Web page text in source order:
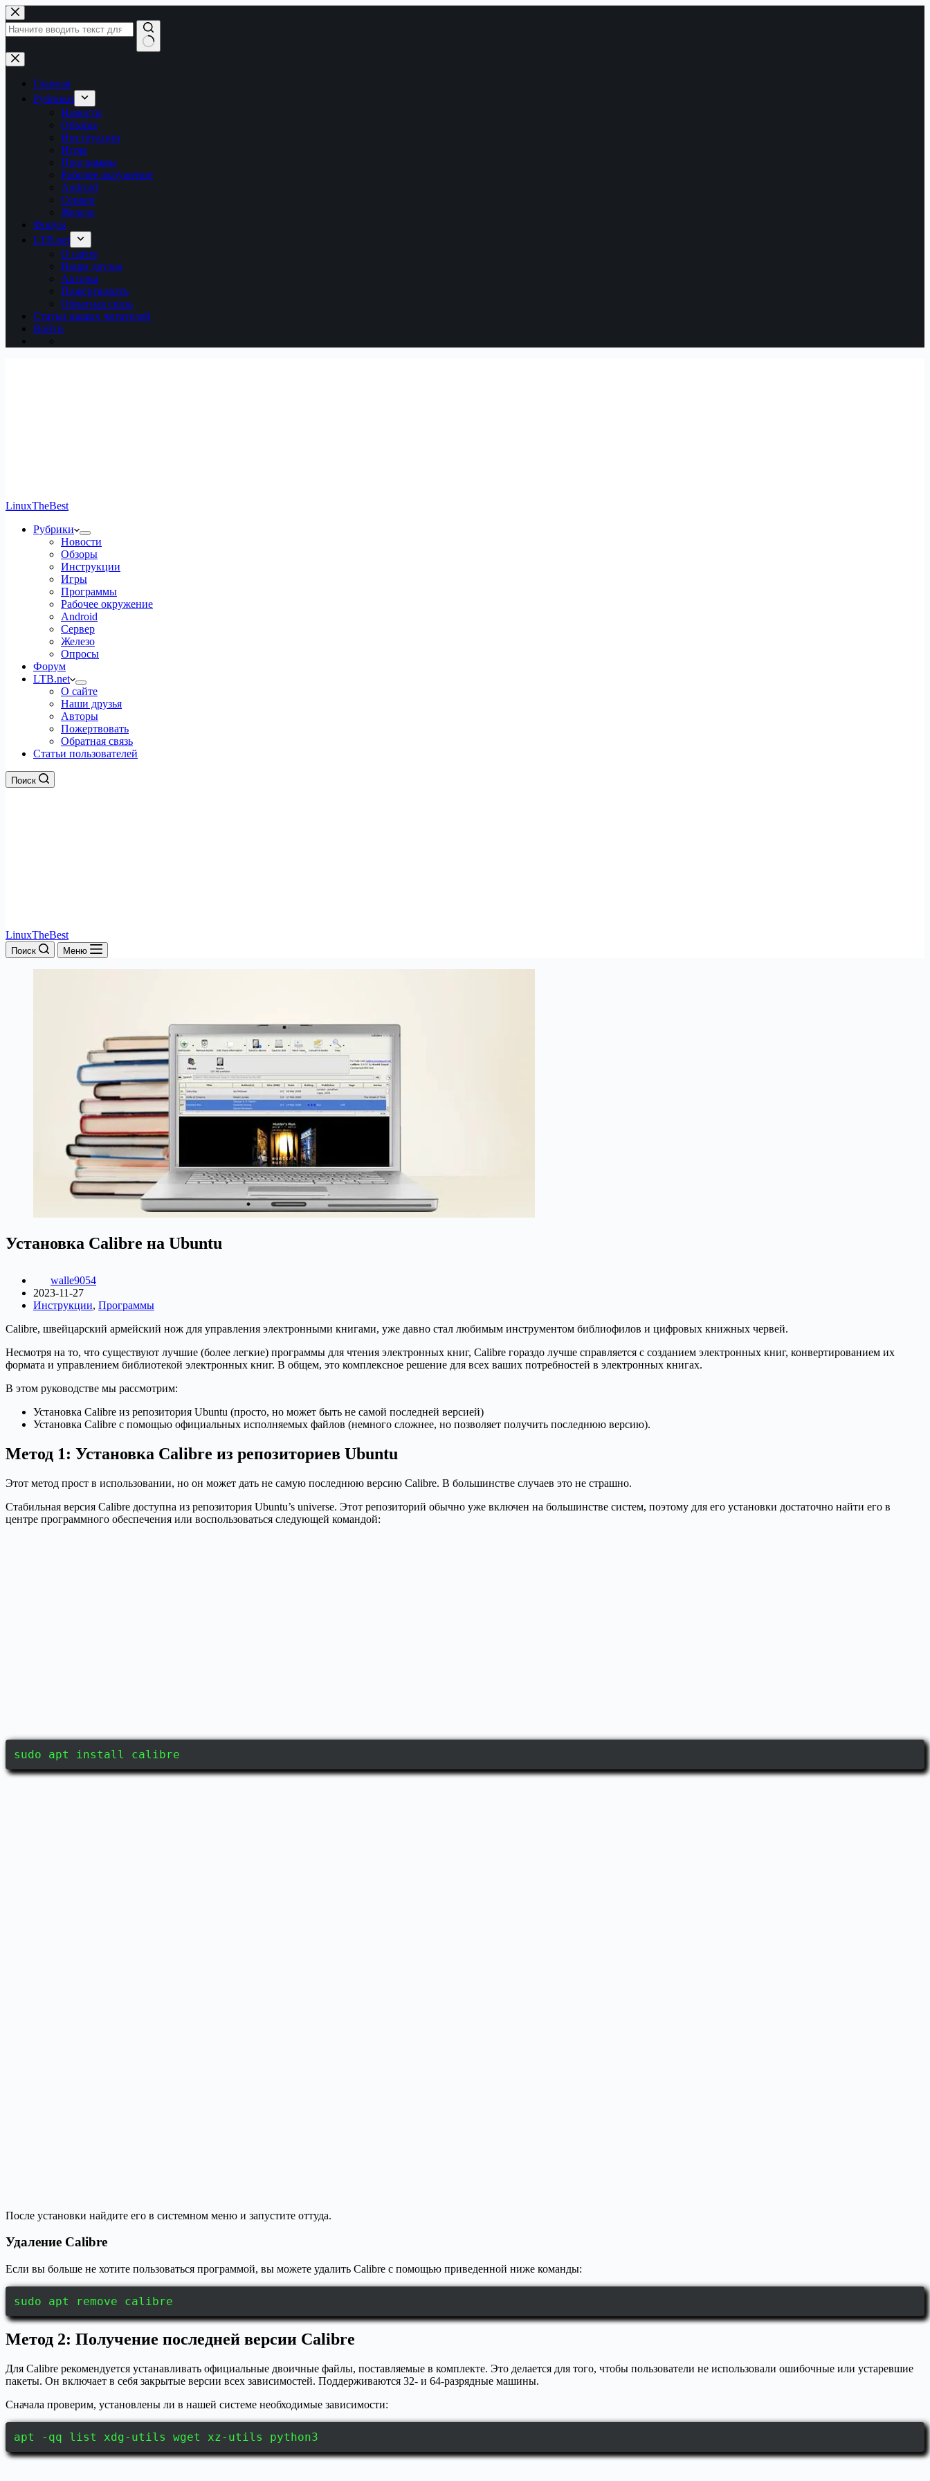
Перейти
к
сути
Ничего
не
найденоГлавная
Рубрики
Новости
Обзоры
Инструкции
Игры
Программы
Рабочее окружение
Android
Сервер
Железо
Форум
LTB.net
О сайте
Наши друзья
Авторы
Пожертвовать
Обратная связь
Статьи наших читателей
Войти
LinuxTheBest
Рубрики
Новости
Обзоры
Инструкции
Игры
Программы
Рабочее окружение
Android
Сервер
Железо
Опросы
Форум
LTB.net
О сайте
Наши друзья
Авторы
Пожертвовать
Обратная связь
Статьи пользователей
Поиск
LinuxTheBest
Поиск Меню
Установка Calibre на Ubuntu
walle9054
2023-11-27
Инструкции, Программы
Calibre, швейцарский армейский нож для управления электронными книгами, уже давно стал любимым инструментом библиофилов и цифровых книжных червей.
Несмотря на то, что существуют лучшие (более легкие) программы для чтения электронных книг, Calibre гораздо лучше справляется с созданием электронных книг, конвертированием их
формата и управлением библиотекой электронных книг. В общем, это комплексное решение для всех ваших потребностей в электронных книгах.
В этом руководстве мы рассмотрим:
Установка Calibre из репозитория Ubuntu (просто, но может быть не самой последней версией)
Установка Calibre с помощью официальных исполняемых файлов (немного сложнее, но позволяет получить последнюю версию).
Метод 1: Установка Calibre из репозиториев Ubuntu
Этот метод прост в использовании, но он может дать не самую последнюю версию Calibre. В большинстве случаев это не страшно.
Стабильная версия Calibre доступна из репозитория Ubuntu’s universe. Этот репозиторий обычно уже включен на большинстве систем, поэтому для его установки достаточно найти его в
центре программного обеспечения или воспользоваться следующей командой:
sudo apt install calibre
После установки найдите его в системном меню и запустите оттуда.
Удаление Calibre
Если вы больше не хотите пользоваться программой, вы можете удалить Calibre с помощью приведенной ниже команды:
sudo apt remove calibre
Метод 2: Получение последней версии Calibre
Для Calibre рекомендуется устанавливать официальные двоичные файлы, поставляемые в комплекте. Это делается для того, чтобы пользователи не использовали ошибочные или устаревшие
пакеты. Он включает в себя закрытые версии всех зависимостей. Поддерживаются 32- и 64-разрядные машины.
Сначала проверим, установлены ли в нашей системе необходимые зависимости:
apt -qq list xdg-utils wget xz-utils python3